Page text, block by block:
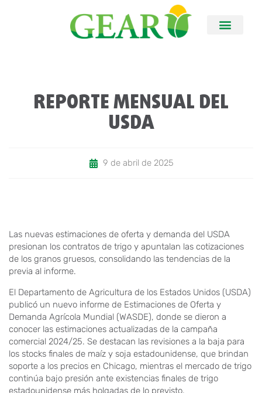
REPORTE MENSUAL DEL
USDA
9 de abril de 2025
Las nuevas estimaciones de oferta y demanda del USDA
presionan los contratos de trigo y apuntalan las cotizaciones
de los granos gruesos, consolidando las tendencias de la
previa al informe.
El Departamento de Agricultura de los Estados Unidos (USDA)
publicó un nuevo informe de Estimaciones de Oferta y
Demanda Agrícola Mundial (WASDE), donde se dieron a
conocer las estimaciones actualizadas de la campaña
comercial 2024/25. Se destacan las revisiones a la baja para
los stocks finales de maíz y soja estadounidense, que brindan
soporte a los precios en Chicago, mientras el mercado de trigo
continúa bajo presión ante existencias finales de trigo
estadounidense más holgadas de lo previsto.